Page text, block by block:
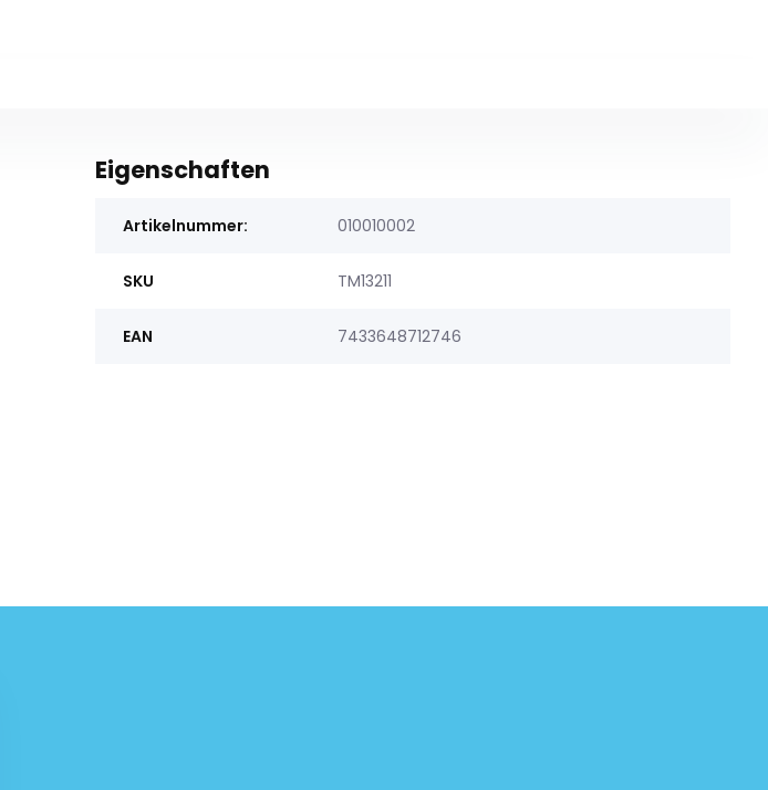
Eigenschaften
Artikelnummer: 010010002
SKU TM13211
EAN 7433648712746